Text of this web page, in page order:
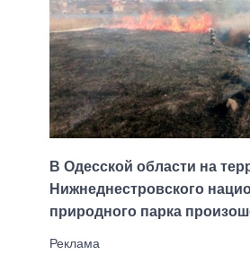
В Одесской области на
Нижнеднестровского
природного парка